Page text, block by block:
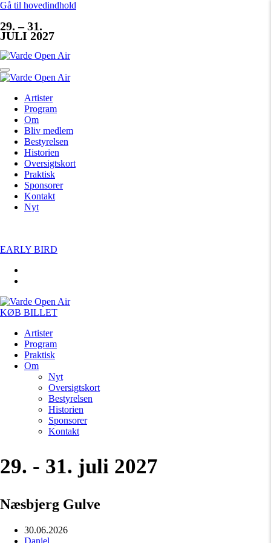
Gå til hovedindhold
29. – 31.
JULI 2027
Artister
Program
Om
Bliv medlem
Bestyrelsen
Historien
Oversigtskort
Praktisk
Sponsorer
Kontakt
Nyt
EARLY BIRD
KØB BILLET
Artister
Program
Praktisk
Om
Nyt
Oversigtskort
Bestyrelsen
Historien
Sponsorer
Kontakt
29. - 31. juli 2027
Næsbjerg Gulve
30.06.2026